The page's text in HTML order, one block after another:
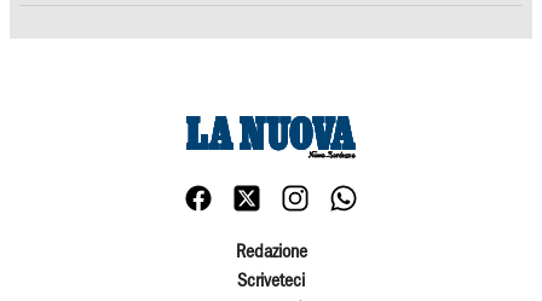
Redazione
Scriveteci